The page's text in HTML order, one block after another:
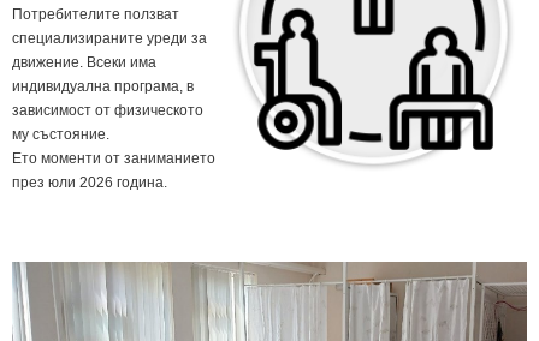
Потребителите ползват
специализираните уреди за
движение. Всеки има
индивидуална програма, в
зависимост от физическото
му състояние.
Ето моменти от заниманието
през юли 2026 година.